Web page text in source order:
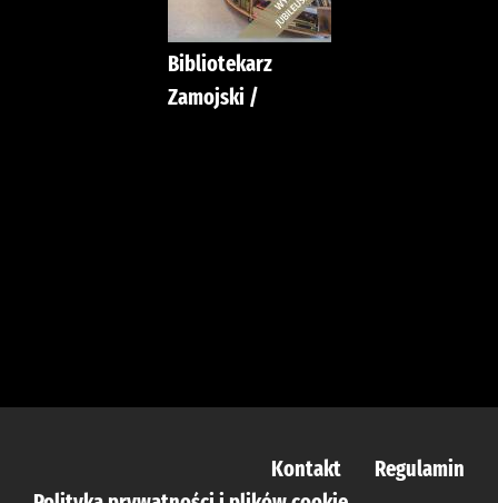
Bibliotekarz
Zamojski /
Kontakt
Regulamin